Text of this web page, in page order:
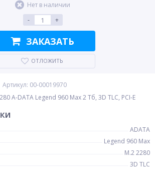
Нет в наличии
-
+
ЗАКАЗАТЬ
ОТЛОЖИТЬ
Артикул: 00-00019970
A-DATA Legend 960 Max 2 Тб, 3D TLC, PCI-E
ADATA
Legend 960 Max
M.2 2280
3D TLC